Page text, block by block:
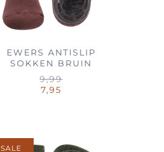
EWERS ANTISLIP
SOKKEN BRUIN
9,99
7,95
SALE